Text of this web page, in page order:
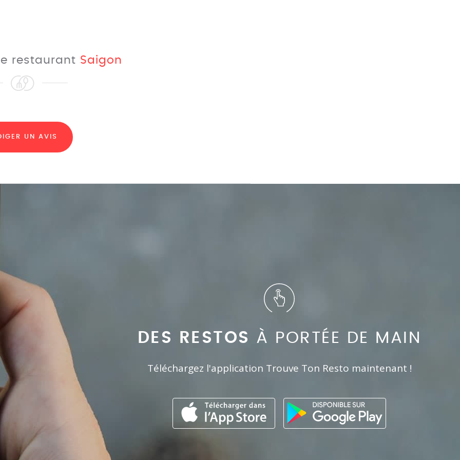
restaurant Saigon
UN AVIS
DES RESTOS À PORTÉE DE MAIN
Téléchargez l'application Trouve Ton Resto maintenant !